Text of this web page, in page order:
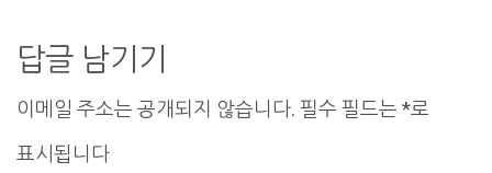
게
션
답글 남기기
이메일 주소는 공개되지 않습니다. 필수 필드는 *로
표시됩니다